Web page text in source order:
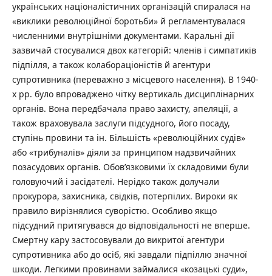
українських націоналістичних організацій спиралася на
«виклики революційної боротьби» й регламентувалася
численними внутрішніми документами. Каральні дії
зазвичай стосувалися двох категорій: членів і симпатиків
підпілля, а також колабораціоністів й агентури
супротивника (переважно з місцевого населення). В 1940-
х рр. було впроваджено чітку вертикаль дисциплінарних
органів. Вона передбачала право захисту, апеляції, а
також враховувала заслуги підсудного, його посаду,
ступінь провини та ін. Більшість «революційних судів»
або «трибуналів» діяли за принципом надзвичайних
позасудових органів. Обов’язковими їх складовими були
головуючий і засідателі. Нерідко також долучали
прокурора, захисника, свідків, потерпілих. Вироки як
правило вирізнялися суворістю. Особливо якщо
підсудний притягувався до відповідальності не вперше.
Смертну кару застосовували до викритої агентури
супротивника або до осіб, які завдали підпіллю значної
шкоди. Легкими провинами займалися «козацькі суди»,